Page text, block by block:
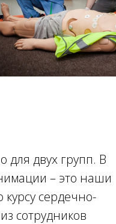
для двух групп. В
– это наши
сердечно-
сотрудников